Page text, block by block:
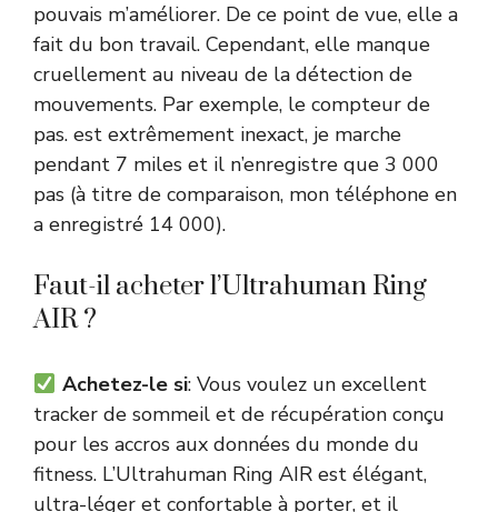
pouvais m’améliorer. De ce point de vue, elle a
fait du bon travail. Cependant, elle manque
cruellement au niveau de la détection de
mouvements. Par exemple, le compteur de
pas. est extrêmement inexact, je marche
pendant 7 miles et il n’enregistre que 3 000
pas (à titre de comparaison, mon téléphone en
a enregistré 14 000).
Faut-il acheter l’Ultrahuman Ring
AIR ?
Achetez-le si: Vous voulez un excellent
tracker de sommeil et de récupération conçu
pour les accros aux données du monde du
fitness. L’Ultrahuman Ring AIR est élégant,
ultra-léger et confortable à porter, et il